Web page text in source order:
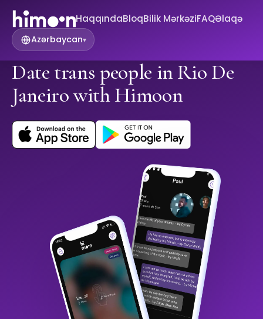
HaqqındaBloqBilik MərkəziFAQƏlaqə
Azərbaycan▾
Date trans people in Rio De
Janeiro with Himoon